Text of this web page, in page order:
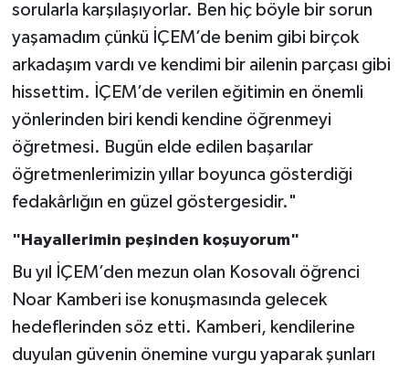
sorularla karşılaşıyorlar. Ben hiç böyle bir sorun
yaşamadım çünkü İÇEM’de benim gibi birçok
arkadaşım vardı ve kendimi bir ailenin parçası gibi
hissettim. İÇEM’de verilen eğitimin en önemli
yönlerinden biri kendi kendine öğrenmeyi
öğretmesi. Bugün elde edilen başarılar
öğretmenlerimizin yıllar boyunca gösterdiği
fedakârlığın en güzel göstergesidir."
"Hayallerimin peşinden koşuyorum"
Bu yıl İÇEM’den mezun olan Kosovalı öğrenci
Noar Kamberi ise konuşmasında gelecek
hedeflerinden söz etti. Kamberi, kendilerine
duyulan güvenin önemine vurgu yaparak şunları